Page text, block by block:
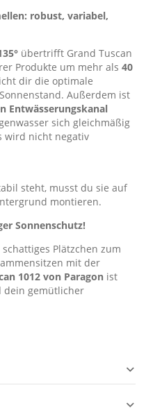
robust, variabel,
übertrifft Grand Tuscan
Produkte um mehr als 40
dir die optimale
Außerdem ist
Entwässerungskanal
sich gleichmäßig
wird nicht negativ
steht, musst du sie auf
montieren.
Sonnenschutz!
Plätzchen zum
mit der
1012 von Paragon ist
dein gemütlicher